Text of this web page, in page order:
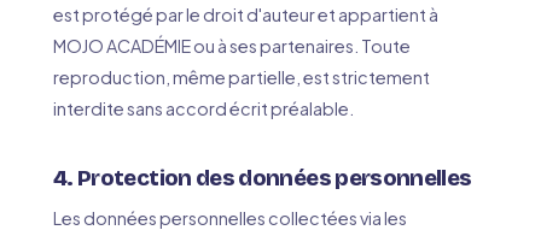
est protégé par le droit d'auteur et appartient à
MOJO ACADÉMIE ou à ses partenaires. Toute
reproduction, même partielle, est strictement
interdite sans accord écrit préalable.
4. Protection des données personnelles
Les données personnelles collectées via les